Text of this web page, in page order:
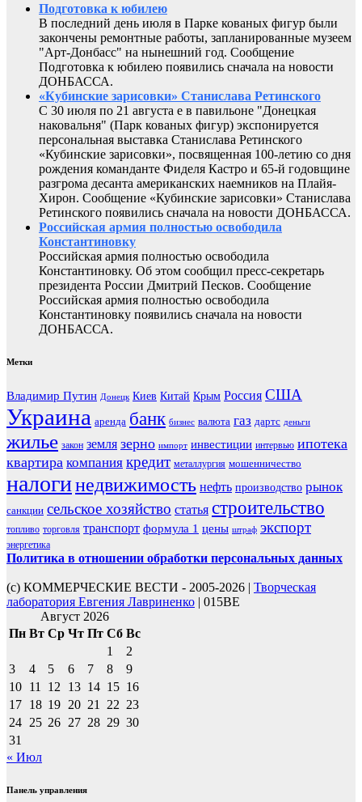
Подготовка к юбилею
В последний день июля в Парке кованых фигур были
закончены ремонтные работы, запланированные музеем
"Арт-Донбасс" на нынешний год. Сообщение
Подготовка к юбилею появились сначала на новости
ДОНБАССА.
«Кубинские зарисовки» Станислава Ретинского
С 30 июля по 21 августа е в павильоне "Донецкая
наковальня" (Парк кованых фигур) экспонируется
персональная выставка Станислава Ретинского
«Кубинские зарисовки», посвященная 100-летию со дня
рождения команданте Фиделя Кастро и 65-й годовщине
разгрома десанта американских наемников на Плайя-
Хирон. Сообщение «Кубинские зарисовки» Станислава
Ретинского появились сначала на новости ДОНБАССА.
Российская армия полностью освободила
Константиновку
Российская армия полностью освободила
Константиновку. Об этом сообщил пресс-секретарь
президента России Дмитрий Песков. Сообщение
Российская армия полностью освободила
Константиновку появились сначала на новости
ДОНБАССА.
Метки
Владимир Путин Донецк Киев Китай Крым Россия США
Украина аренда банк бизнес валюта газ дартс деньги
жилье закон земля зерно импорт инвестиции интервью ипотека
квартира компания кредит металлургия мошенничество
налогинедвижимость нефть производство рынок
санкции сельское хозяйство статья строительство
топливо торговля транспорт формула 1 цены штраф экспорт
энергетика
Политика в отношении обработки персональных данных
(с) КОММЕРЧЕСКИЕ ВЕСТИ - 2005-2026 | Творческая
лаборатория Евгения Лавриненко | 015BE
Август 2026
Пн Вт Ср Чт Пт Сб Вс
1
2
3
4 5 6 7 8
9
10 11 12 13 14 15 16
17 18 19 20 21 22 23
24 25 26 27 28 29 30
31
« Июл
Панель управления